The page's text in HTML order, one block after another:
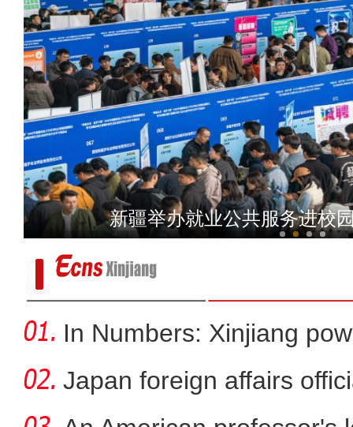
用脚步丈量国土 用身躯筑牢防线 他
新疆举办就业公共服务进校
In Numbers: Xinjiang
Japan foreign affairs